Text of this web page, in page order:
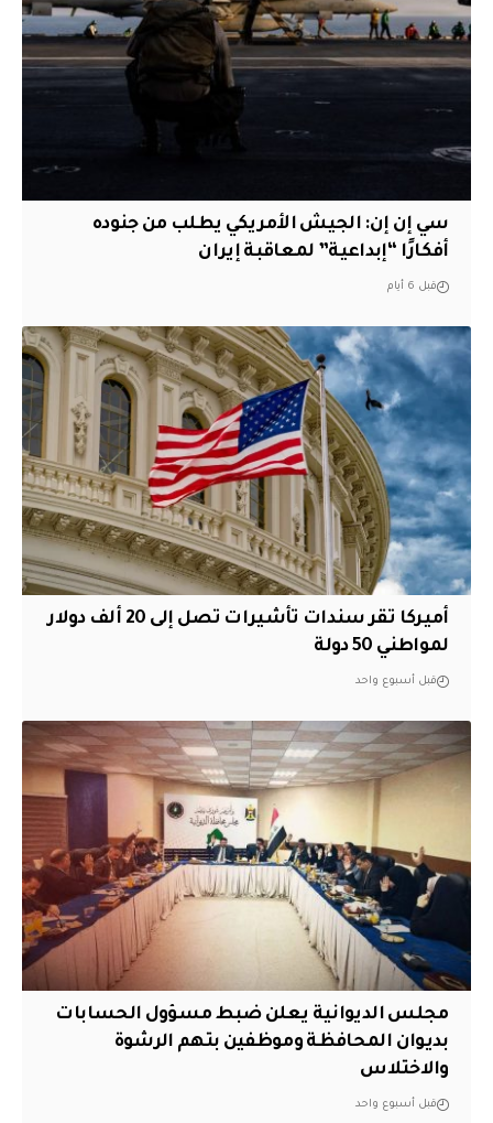
سي إن إن: الجيش الأمريكي يطلب من جنوده
أفكارًا “إبداعية” لمعاقبة إيران
قبل 6 أيام
أميركا تقر سندات تأشيرات تصل إلى 20 ألف دولار
لمواطني 50 دولة
قبل أسبوع واحد
مجلس الديوانية يعلن ضبط مسؤول الحسابات
بديوان المحافظة وموظفين بتهم الرشوة
والاختلاس
قبل أسبوع واحد